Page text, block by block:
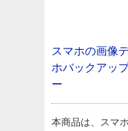
スマホの画像
ホバックアッ
ー
本商品は、スマ